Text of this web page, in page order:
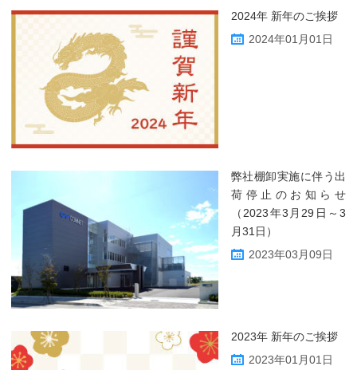
2024年 新年のご挨拶
2024年01月01日
弊社棚卸実施に伴う出
荷停止のお知らせ
（2023年3月29日～3
月31日）
2023年03月09日
2023年 新年のご挨拶
2023年01月01日